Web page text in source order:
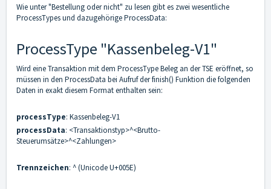
Wie unter "Bestellung oder nicht" zu lesen gibt es zwei wesentliche
ProcessTypes und dazugehörige ProcessData:
ProcessType "Kassenbeleg-V1"
Wird eine Transaktion mit dem ProcessType Beleg an der TSE eröffnet, so
müssen in den ProcessData bei Aufruf der finish() Funktion die folgenden
Daten in exakt diesem Format enthalten sein:
processType: Kassenbeleg-V1
processData: <Transaktionstyp>^<Brutto-
Steuerumsätze>^<Zahlungen>
Trennzeichen: ^ (Unicode U+005E)